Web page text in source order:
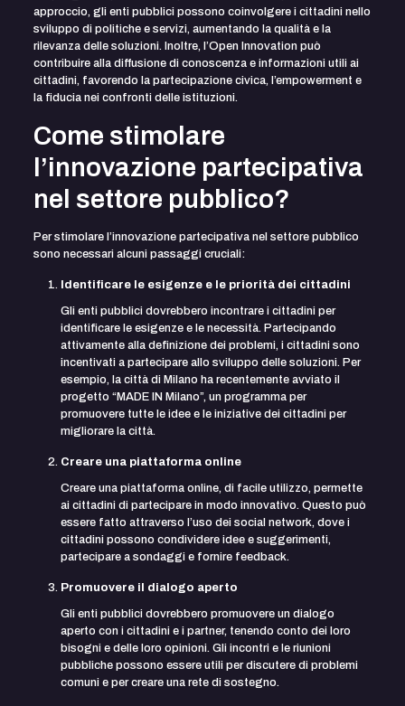
approccio, gli enti pubblici possono coinvolgere i cittadini nello
sviluppo di politiche e servizi, aumentando la qualità e la
rilevanza delle soluzioni. Inoltre, l’Open Innovation può
contribuire alla diffusione di conoscenza e informazioni utili ai
cittadini, favorendo la partecipazione civica, l’empowerment e
la fiducia nei confronti delle istituzioni.
Come stimolare
l’innovazione partecipativa
nel settore pubblico?
Per stimolare l’innovazione partecipativa nel settore pubblico
sono necessari alcuni passaggi cruciali:
Identificare le esigenze e le priorità dei cittadini
Gli enti pubblici dovrebbero incontrare i cittadini per
identificare le esigenze e le necessità. Partecipando
attivamente alla definizione dei problemi, i cittadini sono
incentivati a partecipare allo sviluppo delle soluzioni. Per
esempio, la città di Milano ha recentemente avviato il
progetto “MADE IN Milano”, un programma per
promuovere tutte le idee e le iniziative dei cittadini per
migliorare la città.
Creare una piattaforma online
Creare una piattaforma online, di facile utilizzo, permette
ai cittadini di partecipare in modo innovativo. Questo può
essere fatto attraverso l’uso dei social network, dove i
cittadini possono condividere idee e suggerimenti,
partecipare a sondaggi e fornire feedback.
Promuovere il dialogo aperto
Gli enti pubblici dovrebbero promuovere un dialogo
aperto con i cittadini e i partner, tenendo conto dei loro
bisogni e delle loro opinioni. Gli incontri e le riunioni
pubbliche possono essere utili per discutere di problemi
comuni e per creare una rete di sostegno.